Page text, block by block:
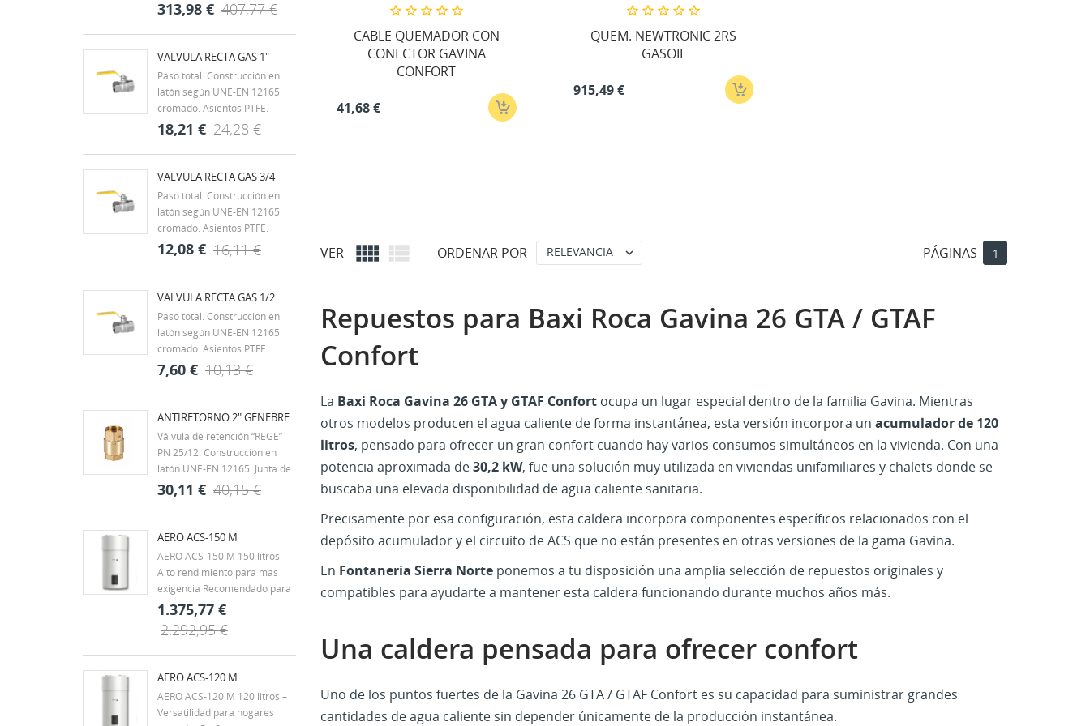
DBM Pumps SUMER 033 es
una bomba sumergible
eléctrica diseñada para el
bombeo y evacuación de
aguas limpias en aplicaciones
domésticas y profesionales.
Gracias a su construcción...
313,98 € 407,77 €
VALVULA RECTA GAS 1"
Paso total. Construcción en
latón según UNE-EN 12165
cromado. Asientos PTFE.
Clase MOP 5 (0 a 5 bar).
Juntas de NBR. Extremos
roscados según ISO 7/1 H-H.
Rango de temperatura -20ºC a
60ºC. Mando palanca de
acero con recubrimiento
DACROMET,...
18,21 € 24,28 €
VALVULA RECTA GAS 3/4
Paso total. Construcción en
latón según UNE-EN 12165
cromado. Asientos PTFE.
Clase MOP 5 (0 a 5 bar).
Juntas de NBR. Extremos
roscados según ISO 7/1 H-H.
Rango de temperatura -20ºC a
DACROMET,...
12,08 € 16,11 €
VALVULA RECTA GAS 1/2
Paso total. Construcción en
latón según UNE-EN 12165
cromado. Asientos PTFE.
Clase MOP 5 (0 a 5 bar).
Juntas de NBR. Extremos
roscados según ISO 7/1 H-H.
Rango de temperatura -20ºC a
60ºC. Mando palanca de
acero con recubrimiento
DACROMET,...
7,60 € 10,13 €
ANTIRETORNO 2" GENEBRE
Válvula de retención “REGE”
PN 25/12. Construcción en
latón UNE-EN 12165. Junta de
clapeta vulcanizada de NBR.
Muelle en acero inox. AISI 304.
Extremos rosca gas (BSP) H-H
- ISO 228/1. Temp. máx. 90ºC.
Montaje en cualquier posición.
30,11 € 40,15 €
AERO ACS-150 M
AERO ACS-150 M 150 litros –
Alto rendimiento para más
exigencia Recomendado para
viviendas unifamiliares,
chalets o familias de 3 a 4
personas, con hasta 2 baños.
También es una buena opción
demanda puntual, como...
1.375,77 €
2.292,95 €
AERO ACS-120 M
AERO ACS-120 M 120 litros –
Versatilidad para hogares
CABLE QUEMADOR CON
CONECTOR GAVINA
CONFORT
41,68 €
QUEM. NEWTRONIC 2RS
GASOIL
915,49 €
VER   ORDENAR POR RELEVANCIA  PÁGINAS 1
Repuestos para Baxi Roca Gavina 26 GTA / GTAF
Confort
La Baxi Roca Gavina 26 GTA y GTAF Confortocupa un lugar especial dentro de la familia Gavina. Mientras
otros modelos producen el agua caliente de forma instantánea, esta versión incorpora un acumulador de 120
litros, pensado para ofrecer un gran confort cuando hay varios consumos simultáneos en la vivienda. Con una
potencia aproximada de30,2 kW, fue una solución muy utilizada en viviendas unifamiliares y chalets donde se
buscaba una elevada disponibilidad de agua caliente sanitaria.
Precisamente por esa configuración, esta caldera incorpora componentes específicos relacionados con el
depósito acumulador y el circuito de ACS que no están presentes en otras versiones de la gama Gavina.
En Fontanería Sierra Norteponemos a tu disposición una amplia selección de repuestos originales y
compatibles para ayudarte a mantener esta caldera funcionando durante muchos años más.
Una caldera pensada para ofrecer confort
Uno de los puntos fuertes de la Gavina 26 GTA / GTAF Confort es su capacidad para suministrar grandes
cantidades de agua caliente sin depender únicamente de la producción instantánea.
add_circle_outline Crear nueva lista
((cancelText)) ((modalDeleteText))
Iniciar sesión